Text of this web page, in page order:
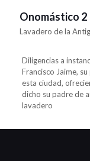
Onomástico 2
Lavadero de la
Diligencias a
Francisco Jaime,
esta ciudad,
dicho su padre de
lavadero